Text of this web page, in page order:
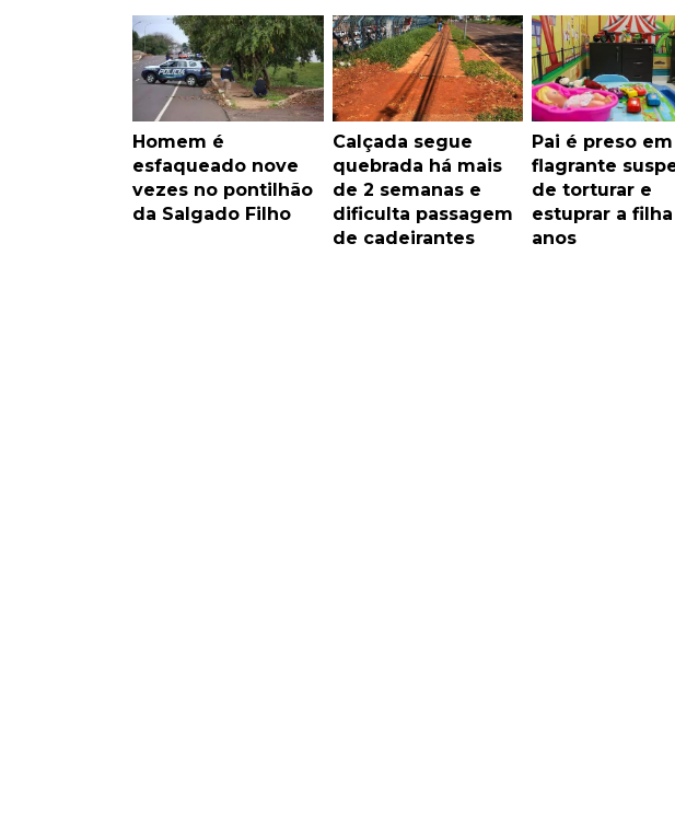
Homem é
esfaqueado nove
vezes no pontilhão
da Salgado Filho
Calçada segue
quebrada há mais
de 2 semanas e
dificulta passagem
de cadeirantes
Pai é preso em
flagrante
de torturar e
estuprar a
anos